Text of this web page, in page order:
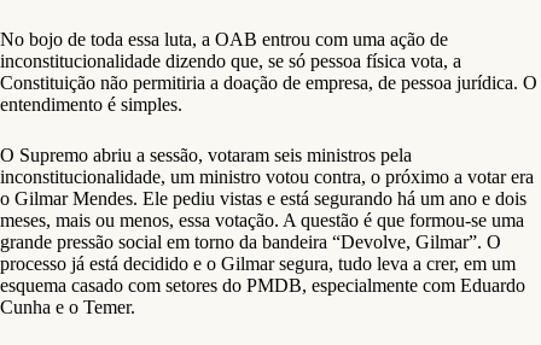
No bojo de toda essa luta, a OAB entrou com uma ação de
inconstitucionalidade dizendo que, se só pessoa física vota, a
Constituição não permitiria a doação de empresa, de pessoa jurídica. O
entendimento é simples.
O Supremo abriu a sessão, votaram seis ministros pela
inconstitucionalidade, um ministro votou contra, o próximo a votar era
o Gilmar Mendes. Ele pediu vistas e está segurando há um ano e dois
meses, mais ou menos, essa votação. A questão é que formou-se uma
grande pressão social em torno da bandeira “Devolve, Gilmar”. O
processo já está decidido e o Gilmar segura, tudo leva a crer, em um
esquema casado com setores do PMDB, especialmente com Eduardo
Cunha e o Temer.